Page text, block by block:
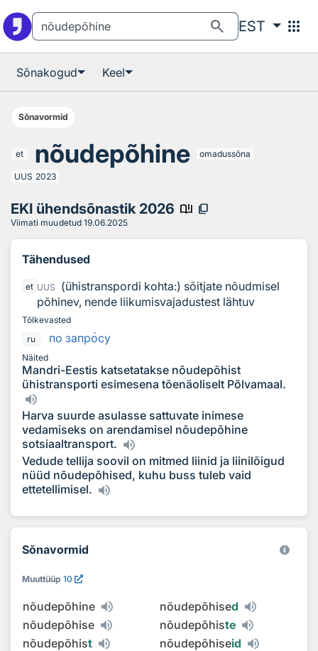
search EST apps
Sõnakogud Keel
Sõnavormid
et nõudepõhine omadussõna
UUS 2023
EKI ühendsõnastik 2026 book_ribbon content_copy
Viimati muudetud 19.06.2025
Tähendused
et UUS
(ühistranspordi kohta:) sõitjate nõudmisel
põhinev, nende liikumisvajadustest lähtuv
Tõlkevasted
ru
по запросу
Näited
Mandri-Eestis katsetatakse nõudepõhist
ühistransporti esimesena tõenäoliselt Põlvamaal.
Harva suurde asulasse sattuvate inimese
vedamiseks on arendamisel nõudepõhine
sotsiaaltransport.
Vedude tellija soovil on mitmed liinid ja liinilõigud
nüüd nõudepõhised, kuhu buss tuleb vaid
ettetellimisel.
Sõnavormid
Muuttüüp 10
nõudepõhine nõudepõhised
nõudepõhise
nõudepõhiste
nõudepõhist nõudepõhiseid